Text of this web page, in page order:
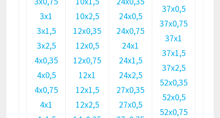
3х1
3х1,5
3х2,5
4х0,35
4х0,5
4х0,75
4х1
10х2,5
12х0,35
12х0,5
12х0,75
12х1
12х1,5
12х2,5
24х0,5
24х0,75
24х1
24х1,5
24х2,5
27х0,35
27х0,5
37х0,5
37х0,75
37х1
37х1,5
37х2,5
52х0,35
52х0,5
52х0,75